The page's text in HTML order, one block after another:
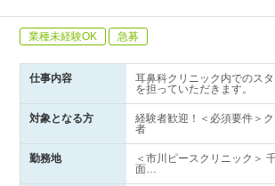
業種未経験OK 急募
仕事内容
耳鼻科クリニック内でのス
を担っていただきます。
対象となる方
経験者歓迎！＜必須要件＞
者
勤務地
＜市川ピースクリニック＞
面…